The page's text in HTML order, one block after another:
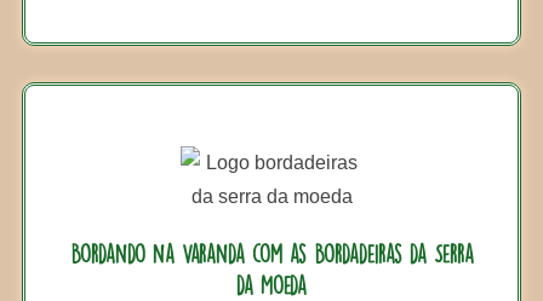
Bordando na Varanda com as Bordadeiras da Serra
da Moeda